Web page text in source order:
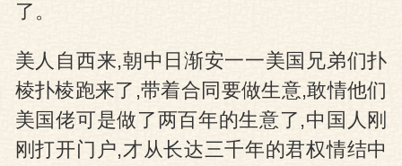
了。
美人自西来,朝中日渐安一一美国兄弟们扑
棱扑棱跑来了,带着合同要做生意,敢情他们
美国佬可是做了两百年的生意了,中国人刚
刚打开门户,才从长达三千年的君权情结中